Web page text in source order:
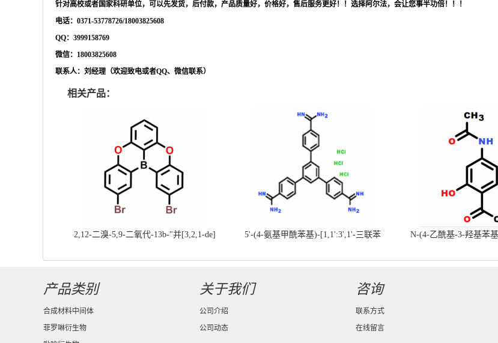
针对高校或者国家科研单位，可以先发货，后付款，产品质量好，价格好，售后服务更好！！选择阿尔法，会让您事半功倍！！！
电话： 0371-53778726/18003825608
QQ：3999158769
微信： 18003825608
联系人：刘经理（欢迎致电或者QQ、微信联系）
相关产品：
2,12-二溴-5,9-二氧代-13b-"并[3,2,1-de]
5'-(4-氨基甲酰苯基)-[1,1':3',1'-三联苯
N-(4-乙酰基-3-羟基苯
产品类别
合成材料中间体
菲罗啉衍生物
关于我们
公司介绍
公司动态
咨询
联系方式
在线留言